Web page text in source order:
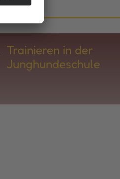
Trainieren in der
Junghundeschule